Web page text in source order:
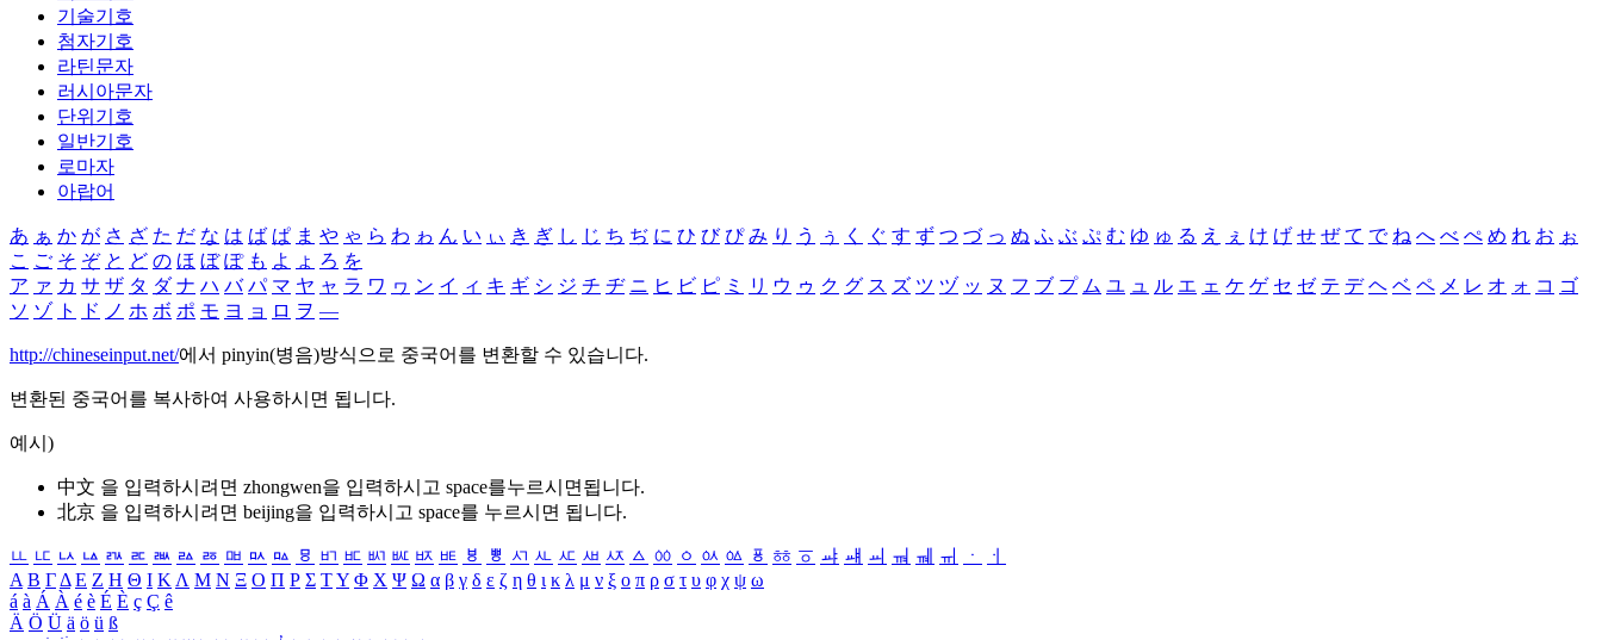
기술기호
첨자기호
라틴문자
러시아문자
단위기호
일반기호
로마자
아랍어
あ ぁ か が さ ざ た だ な は ば ぱ ま や ゃ ら わ ゎ ん い ぃ き ぎ し じ ち ぢ に ひ び ぴ み り う ぅ く ぐ す ず つ づ っ ぬ ふ ぶ ぷ む ゆ ゅ る え ぇ け げ せ ぜ て で ね へ べ ぺ め れ お ぉ
こ ご そ ぞ と ど の ほ ぼ ぽ も よ ょ ろ を
ア ァ カ サ ザ タ ダ ナ ハ バ パ マ ヤ ャ ラ ワ ヮ ン イ ィ キ ギ シ ジ チ ヂ ニ ヒ ビ ピ ミ リ ウ ゥ ク グ ス ズ ツ ヅ ッ ヌ フ ブ プ ム ユ ュ ル エ ェ ケ ゲ セ ゼ テ デ ヘ ベ ペ メ レ オ ォ コ ゴ
ソ ゾ ト ド ノ ホ ボ ポ モ ヨ ョ ロ ヲ ―
http://chineseinput.net/에서 pinyin(병음)방식으로 중국어를 변환할 수 있습니다.
변환된 중국어를 복사하여 사용하시면 됩니다.
예시)
中文 을 입력하시려면 zhongwen을 입력하시고 space를누르시면됩니다.
北京 을 입력하시려면 beijing을 입력하시고 space를 누르시면 됩니다.
ㅥ ㅦ ㅧ ㅨ ㅩ ㅪ ㅫ ㅬ ㅭ ㅮ ㅯ ㅰ ㅱ ㅲ ㅳ ㅴ ㅵ ㅶ ㅷ ㅸ ㅹ ㅺ ㅻ ㅼ ㅽ ㅾ ㅿ ㆀ ㆁ ㆂ ㆃ ㆄ ㆅ ㆆ ㆇ ㆈ ㆉ ㆊ ㆋ ㆌ ㆍ
ㆎ
Α Β ΓΔ Ε Ζ Η Θ Ι ΚΛ Μ Ν Ξ Ο Π Ρ Σ ΤΥ Φ Χ Ψ Ω α β γ δ ε ζ η θ ι κ λ μ ν ξ ο π ρ σ τ υ φ χ ψ ω
á à Á À é è É È ç Ç ê
Ä Ö Ü ä ö ü ß